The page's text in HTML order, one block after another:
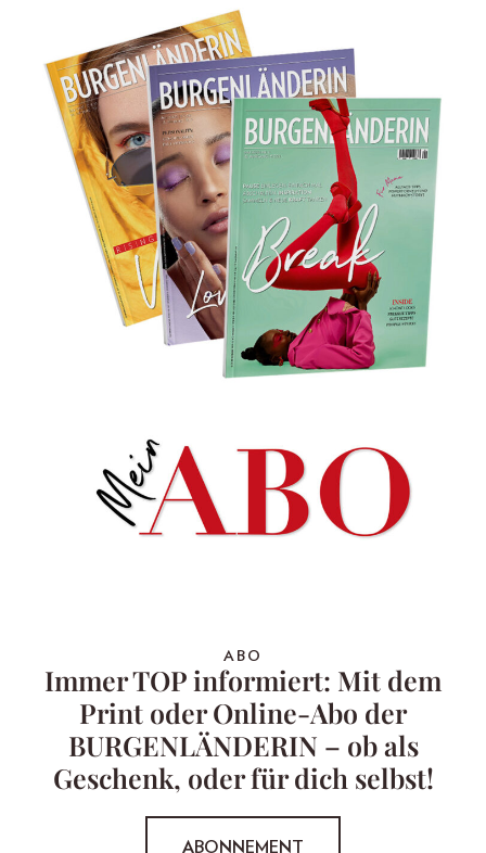
ABO
Immer TOP informiert: Mit dem
Print oder Online-Abo der
BURGENLÄNDERIN – ob als
Geschenk, oder für dich selbst!
ABONNEMENT